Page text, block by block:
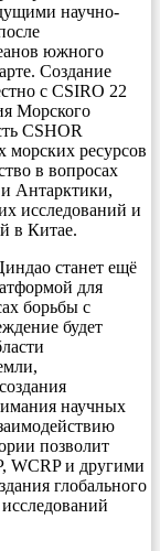
научно-
южного
Создание
с CSIRO 22
Морского
CSHOR
морских ресурсов
в вопросах
Антарктики,
исследований и
в Китае.
станет ещё
для
борьбы с
будет
научных
позволит
WCRP и другими
глобального